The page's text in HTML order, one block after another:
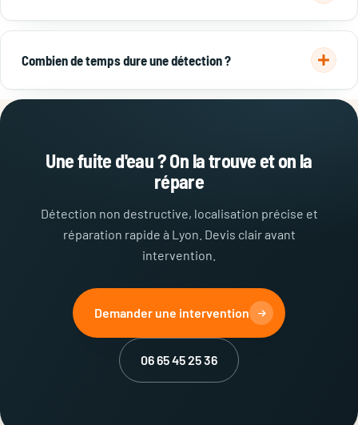
Souvent oui : la convention IRSI couvre la recherche de fuite
jusqu'à un plafond. On fournit un rapport détaillé pour votre
dossier.
Combien de temps dure une détection ?
La localisation prend 1 à 2 heures. La réparation suit selon
Une fuite d'eau ? On la trouve et on la
répare
Détection non destructive, localisation précise et
réparation rapide à Lyon. Devis clair avant
intervention.
Demander une intervention
06 65 45 25 36